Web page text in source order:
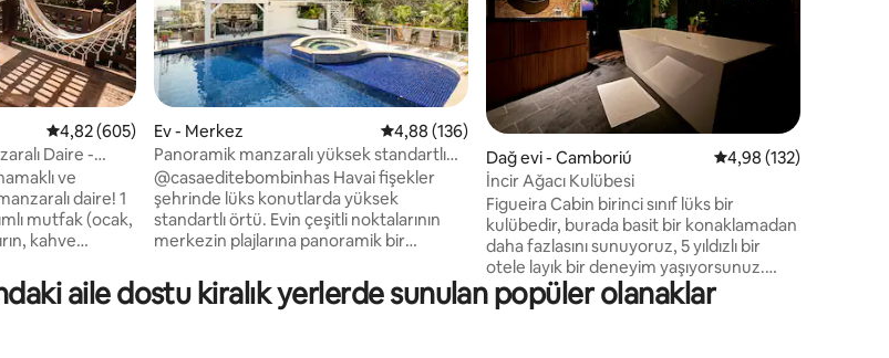
5 üzerinden ortalama 4,82 puan, 605 değerlendirme
4,82 (605)
Daire -
ve
daire! 1
mutfak (ocak,
kahve
banyo ve
1 adet ücretsiz
Ev - Merkez 5 üzerinden ortalama 4,88 puan, 136 değerlendirme
4,88 (136)
Panoramik manzaralı yüksek standartlı
ev, merkez
@casaeditebombinhas Havai fişekler
şehrinde lüks konutlarda yüksek
standartlı örtü. Evin çeşitli noktalarının
merkezin plajlarına panoramik bir
mesafede ve şehrin merkezinde sessiz
bir yerde, konforlu bir mülk arayanlar için
Dağ evi - Camboriú 5 üzerinden ortalama
4,98 (132)
İncir Ağacı Kulübesi
Figueira Cabin birinci sınıf lüks bir
kulübedir, burada basit bir konaklamadan
daha fazlasını sunuyoruz, 5 yıldızlı bir
otele layık bir deneyim yaşıyorsunuz.
Sofistike, konfor ve teknolojiyi birleştiren
her ayrıntı, duyuları uyandırmak için
aile dostu kiralık yerlerde sunulan popüler olanaklar